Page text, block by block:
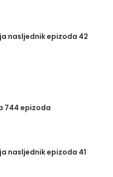
nasljednik epizoda 42
744 epizoda
nasljednik epizoda 41